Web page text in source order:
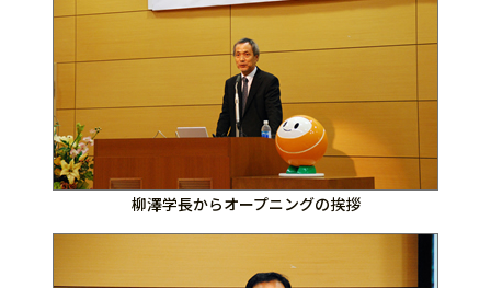
柳澤学長からオープニングの挨拶